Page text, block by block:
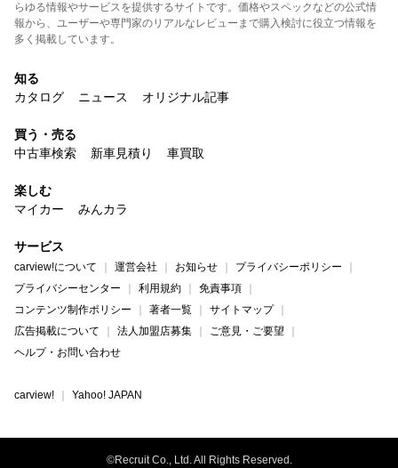
らゆる情報やサービスを提供するサイトです。価格やスペックなどの公式情
報から、ユーザーや専門家のリアルなレビューまで購入検討に役立つ情報を
多く掲載しています。
知る
カタログ
ニュース オリジナル記事
買う・売る
中古車検索
新車見積り 車買取
楽しむ
マイカー
みんカラ
サービス
carview!について 運営会社 お知らせ
プライバシーポリシー
プライバシーセンター
利用規約
免責事項
コンテンツ制作ポリシー
著者一覧
サイトマップ
広告掲載について
法人加盟店募集
ご意見・ご要望
ヘルプ・お問い合わせ
carview! Yahoo! JAPAN
©Recruit Co., Ltd. All Rights Reserved.